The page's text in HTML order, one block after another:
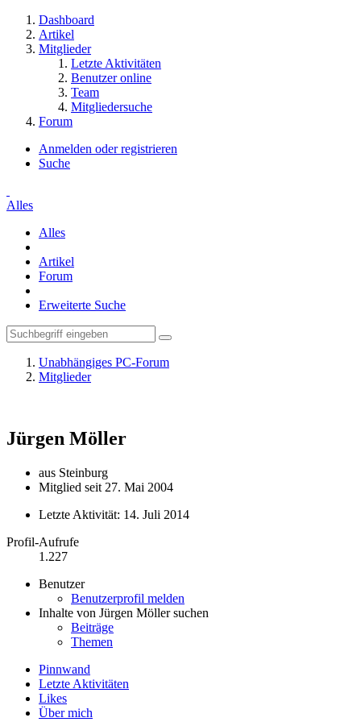
Dashboard
Artikel
Mitglieder
Letzte Aktivitäten
Benutzer online
Team
Mitgliedersuche
Forum
Anmelden oder registrieren
Suche
Alles
Alles
Artikel
Forum
Erweiterte Suche
Unabhängiges PC-Forum
Mitglieder
Jürgen Möller
aus Steinburg
Mitglied seit 27. Mai 2004
Letzte Aktivität: 14. Juli 2014
Profil-Aufrufe
1.227
Benutzer
Benutzerprofil melden
Inhalte von Jürgen Möller suchen
Beiträge
Themen
Pinnwand
Letzte Aktivitäten
Likes
Über mich